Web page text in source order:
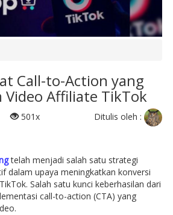
Call-to-Action yang
Video Affiliate TikTok
501x Ditulis oleh :
telah menjadi salah satu strategi
dalam upaya meningkatkan konversi
Salah satu kunci keberhasilan dari
call-to-action (CTA) yang